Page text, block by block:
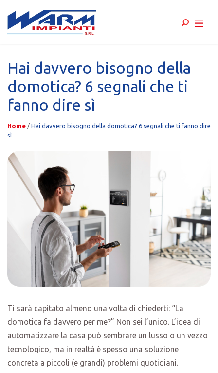
content
Hai davvero bisogno della
domotica? 6 segnali che ti
fanno dire sì
Home / Hai davvero bisogno della domotica? 6 segnali che ti fanno dire
sì
Ti sarà capitato almeno una volta di chiederti: “La
domotica fa davvero per me?” Non sei l’unico. L’idea di
automatizzare la casa può sembrare un lusso o un vezzo
tecnologico, ma in realtà è spesso una soluzione
concreta a piccoli (e grandi) problemi quotidiani.